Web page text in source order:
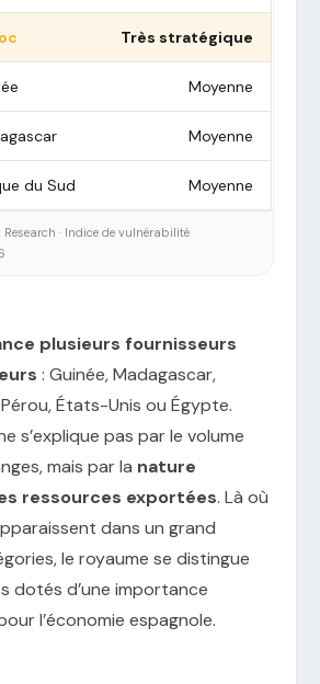
Très stratégique
Moyenne
Moyenne
du Sud Moyenne
Research · Indice de vulnérabilité
plusieurs fournisseurs
: Guinée, Madagascar,
États-Unis ou Égypte.
s’explique pas par le volume
mais par la nature
ressources exportées. Là où
dans un grand
le royaume se distingue
dotés d’une importance
l’économie espagnole.